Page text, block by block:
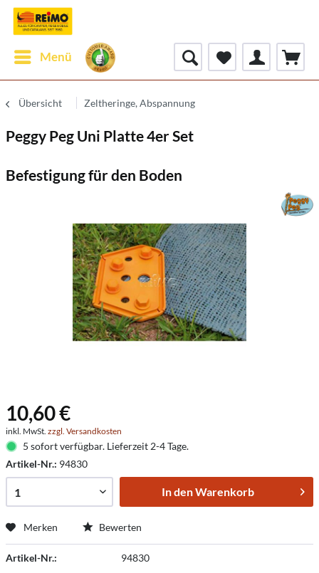
Menü
Übersicht Zeltheringe, Abspannung
Peggy Peg Uni Platte 4er Set
Befestigung für den Boden
10,60 €
inkl. MwSt. zzgl. Versandkosten
5 sofort verfügbar. Lieferzeit 2-4 Tage.
Artikel-Nr.: 94830
In denWarenkorb
Merken Bewerten
Artikel-Nr.: 94830